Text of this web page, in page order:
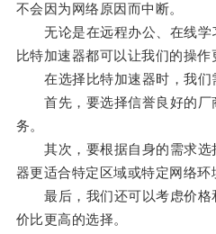
不会因为网络原因而中断。
无论是在远程办公、在线学
比特加速器都可以让我们的操作
在选择比特加速器时，我们
首先，要选择信誉良好的厂
务。
其次，要根据自身的需求选
器更适合特定区域或特定网络环
最后，我们还可以考虑价格
价比更高的选择。